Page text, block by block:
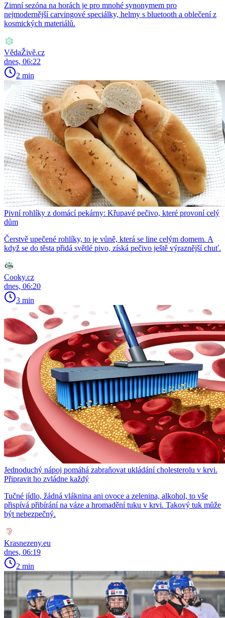
Zimní sezóna na horách je pro mnohé synonymem pro
nejmodernější carvingové speciálky, helmy s bluetooth a oblečení z
kosmických materiálů.
VědaŽivě.cz
dnes, 06:22
2 min
Pivní rohlíky z domácí pekárny: Křupavé pečivo, které provoní celý
dům
Čerstvě upečené rohlíky, to je vůně, která se line celým domem. A
když se do těsta přidá světlé pivo, získá pečivo ještě výraznější chuť.
Cooky.cz
dnes, 06:20
3 min
Jednoduchý nápoj pomáhá zabraňovat ukládání cholesterolu v krvi.
Připravit ho zvládne každý
Tučné jídlo, žádná vláknina ani ovoce a zelenina, alkohol, to vše
přispívá přibírání na váze a hromadění tuku v krvi. Takový tuk může
být nebezpečný.
Krasnezeny.eu
dnes, 06:19
2 min